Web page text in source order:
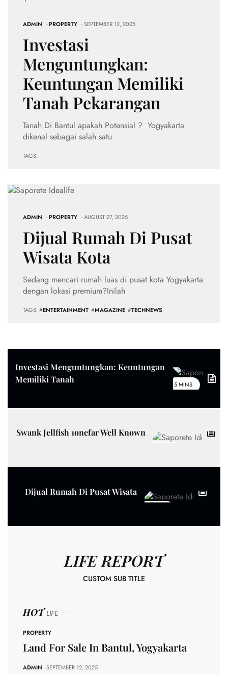
ADMIN -PROPERTY - SEPTEMBER 12, 2025
Investasi
Menguntungkan:
Keuntungan Memiliki
Tanah Pekarangan
Tanah Di Bantul apakah Potensial ? Yogyakarta
dikenal sebagai salah satu
TAGS:
ADMIN -PROPERTY - AUGUST 27, 2025
Dijual Rumah Di Pusat
Wisata Kota
Sedang mencari rumah luas di pusat kota Yogyakarta
dengan lokasi premium?Inilah
TAGS: #ENTERTAINMENT #MAGAZINE #TECHNEWS
5 MINS
Investasi Menguntungkan: Keuntungan
Memiliki Tanah
Swank Jellfish 1onefar Well Known
Dijual Rumah Di Pusat Wisata
LIFE REPORT
CUSTOM SUB TITLE
HOT LIFE
PROPERTY
Land For Sale In Bantul, Yogyakarta
ADMIN - SEPTEMBER 12, 2025